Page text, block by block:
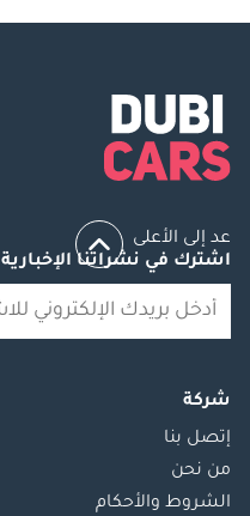
عد إلى الأعلى
اشترك في نشراتنا الإخبارية
شركة
إتصل بنا
من نحن
الشروط والأحكام